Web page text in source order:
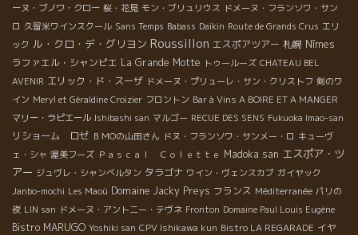
ーヌ・ブノワ・クロー 桜・花見 モン・ブリュリウス ドメーヌ・フランソワ・サン
ロ 久留米ワインスクール Sans Temps Babass Daikin Route de Grands Crus エリ
ック ル・クロ・デ・グリヨン Roussillon エスポアツアー 札幌 Nîmes
ラファエル・シャンピエ La Grande Motte トゥールーズ CHATEAU BEL
AVENIR エリック・ド・スーザ ドメーヌ・プリューレ・サン・クリストフ 剣のワ
イン Meryl et Géraldine Croizier フロントン Bar à Vins A BOIRE ET A MANGER
マリー・ラピエール Ishibashi san マルゴー RECUE DES SENS Fukuoka Imao-san
リショーム ロゼ ＢＭОの山田さん ドヌ・フランソワ・サンメー・ロ キューヴ
ェ・シャ 渥美フーズ Ｐａｓｃａｌ Ｃｏｌｅｔｔｅ Madoka san エスポア・ツ
アー ジュヴレ・シャンべルタン タラゴナ ワイン・ヴェンスカブ ガイヤック
Janbo-mochi Les Maoù Domaine Jacky Preys フランス Méditerranée パリの
夜 LIN san ドメーヌ・アント二ー・テヴネ Fronton Domaine Paul Louis Eugène
Bistro MARUGO Yoshiki san CPV Ishikawa kun Bistro LA REGARADE イヤ